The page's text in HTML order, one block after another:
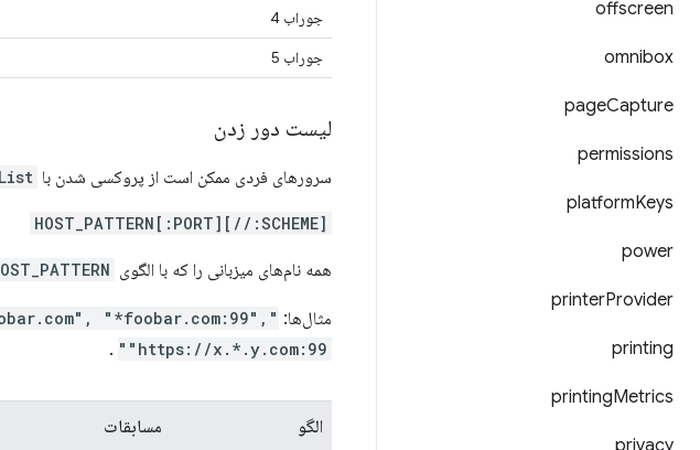
offscreen
omnibox
pageCapture
permissions
platformKeys
power
printerProvider
printing
printingMetrics
privacy
جوراب 4
جوراب 5
لیست دور زدن
سرورهای فردی ممکن است از پروکسی شدن با
[SCHEME://]HOST_PATTERN[:PORT]
همه نام‌های میزبانی را که با الگوی
مثال‌ها:
"*foobar.com:99",
"https://x.*.y.com:99"
.
الگو مسابقات